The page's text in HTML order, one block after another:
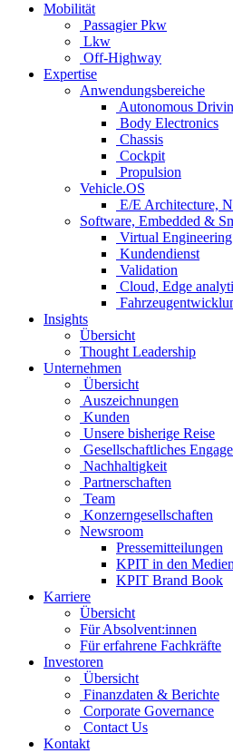
Mobilität
Passagier Pkw
Lkw
Off-Highway
Expertise
Anwendungsbereiche
Autonomous
Body Electronics
Chassis
Cockpit
Propulsion
Vehicle.OS
E/E Architecture,
Software, Embedded &
Virtual Engineering
Kundendienst
Validation
Cloud, Edge
Insights
Übersicht
Thought Leadership
Unternehmen
Übersicht
Auszeichnungen
Kunden
Unsere bisherige Reise
Gesellschaftliches
Nachhaltigkeit
Partnerschaften
Team
Konzerngesellschaften
Newsroom
Pressemitteilungen
KPIT in den Medien
KPIT Brand Book
Karriere
Übersicht
Für Absolvent:innen
Für erfahrene Fachkräfte
Investoren
Übersicht
Finanzdaten & Berichte
Corporate Governance
Contact Us
Kontakt